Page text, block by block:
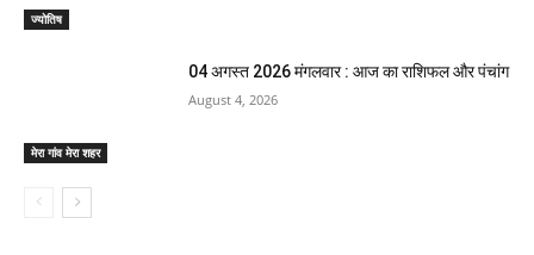
ज्योतिष
मेरा गांव मेरा शहर
04 अगस्त 2026 मंगलवार : आज का राशिफल और पंचांग
August 4, 2026